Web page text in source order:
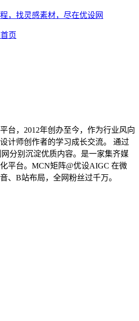
，找灵感素材，尽在优设网
页
台，2012年创办至今，作为行业风向
计师创作者的学习成长交流。 通过
分别沉淀优质内容。是一家集齐媒
平台。MCN矩阵@优设AIGC 在微
、B站布局，全网粉丝过千万。